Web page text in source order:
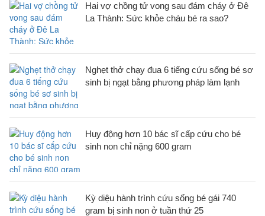
Hai vợ chồng tử vong sau đám cháy ở Đê
La Thành: Sức khỏe cháu bé ra sao?
Nghẹt thở chạy đua 6 tiếng cứu sống bé sơ
sinh bị ngạt bằng phương pháp làm lạnh
Huy động hơn 10 bác sĩ cấp cứu cho bé
sinh non chỉ nặng 600 gram
Kỳ diệu hành trình cứu sống bé gái 740
gram bị sinh non ở tuần thứ 25